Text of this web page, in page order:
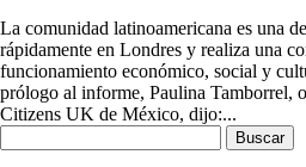
La comunidad latinoamericana es una
rápidamente en Londres y realiza una
funcionamiento económico, social y
prólogo al informe, Paulina Tamborrel,
Citizens UK de México, dijo:...